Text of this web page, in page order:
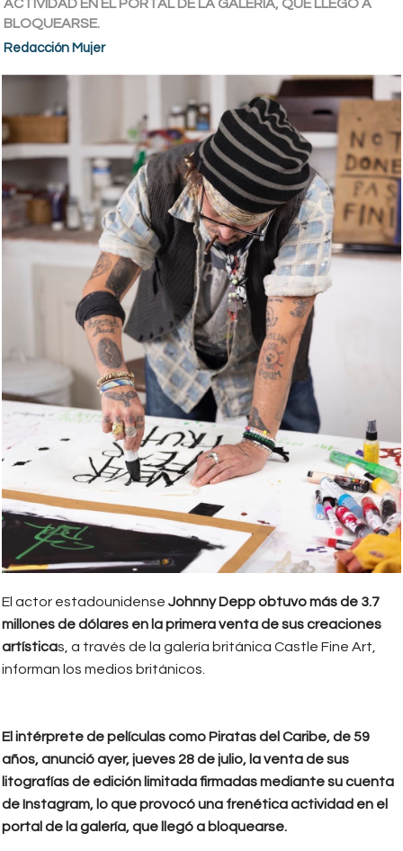
ACTIVIDAD EN EL PORTAL DE LA GALERÍA, QUE LLEGÓ A
BLOQUEARSE.
Redacción Mujer
El actor estadounidense Johnny Depp obtuvo más de 3.7
millones de dólares en la primera venta de sus creaciones
artísticas, a través de la galería británica Castle Fine Art,
informan los medios británicos.
El intérprete de películas como Piratas del Caribe, de 59
años, anunció ayer, jueves 28 de julio, la venta de sus
litografías de edición limitada firmadas mediante su cuenta
de Instagram, lo que provocó una frenética actividad en el
portal de la galería, que llegó a bloquearse.